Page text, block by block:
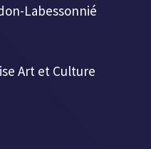
Labessonnié
Art et Culture